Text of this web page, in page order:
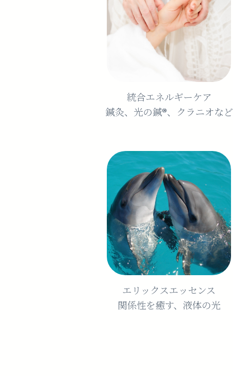
統合エネルギーケア
鍼灸、光の鍼®︎、クラニオなど
エリックスエッセンス
関係性を癒す、液体の光